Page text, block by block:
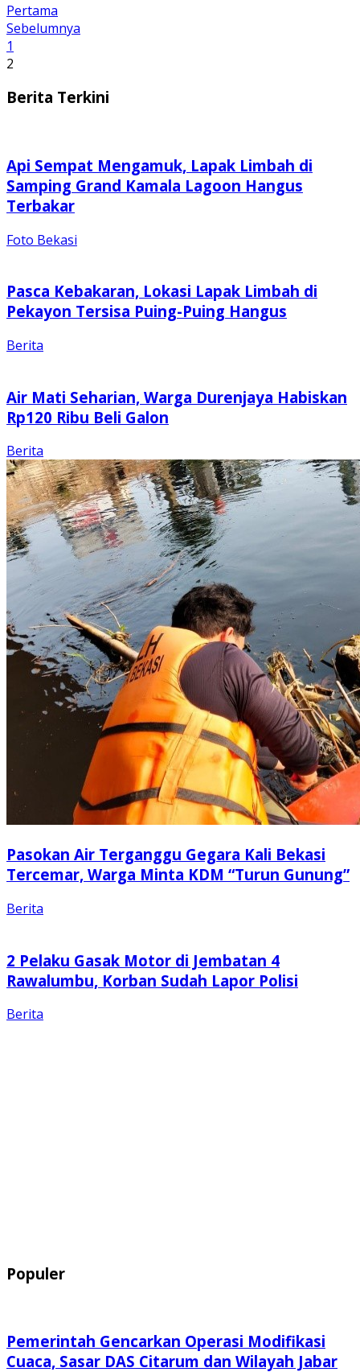
Pertama
Sebelumnya
1
2
Berita Terkini
Api Sempat Mengamuk, Lapak Limbah di
Samping Grand Kamala Lagoon Hangus
Terbakar
Foto Bekasi
Pasca Kebakaran, Lokasi Lapak Limbah di
Pekayon Tersisa Puing-Puing Hangus
Berita
Air Mati Seharian, Warga Durenjaya Habiskan
Rp120 Ribu Beli Galon
Berita
Pasokan Air Terganggu Gegara Kali Bekasi
Tercemar, Warga Minta KDM “Turun Gunung”
Berita
2 Pelaku Gasak Motor di Jembatan 4
Rawalumbu, Korban Sudah Lapor Polisi
Berita
Populer
Pemerintah Gencarkan Operasi Modifikasi
Cuaca, Sasar DAS Citarum dan Wilayah Jabar